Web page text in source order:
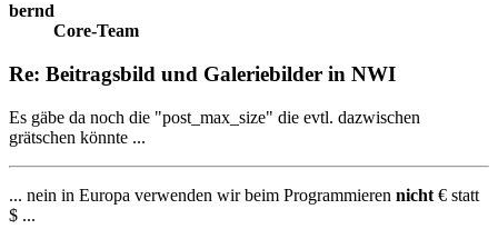
bernd
Core-Team
Re: Beitragsbild und Galeriebilder in NWI
Es gäbe da noch die "post_max_size" die evtl. dazwischen
grätschen könnte ...
... nein in Europa verwenden wir beim Programmieren nicht € statt
$ ...